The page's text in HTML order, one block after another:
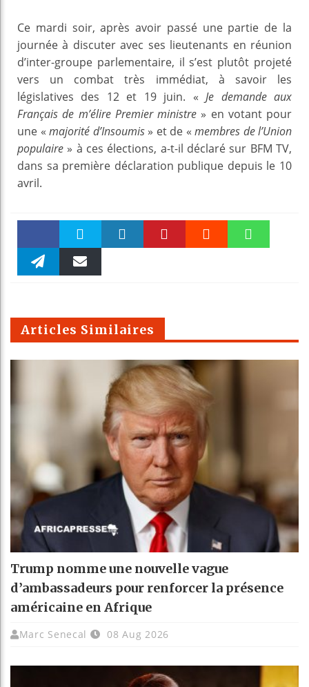
Ce mardi soir, après avoir passé une partie de la
journée à discuter avec ses lieutenants en réunion
d’inter-groupe parlementaire, il s’est plutôt projeté
vers un combat très immédiat, à savoir les
législatives des 12 et 19 juin. «Je demande aux
Français de m’élire Premier ministre » en votant pour
une « majorité d’Insoumis» et de « membres de l’Union
populaire » à ces élections, a-t-il déclaré sur BFM TV,
dans sa première déclaration publique depuis le 10
avril.
Faceboo Twitter
m
Articles Similaires
Trump nomme une nouvelle vague
d’ambassadeurs pour renforcer la présence
américaine en Afrique
Marc Senecal 08 Aug 2026